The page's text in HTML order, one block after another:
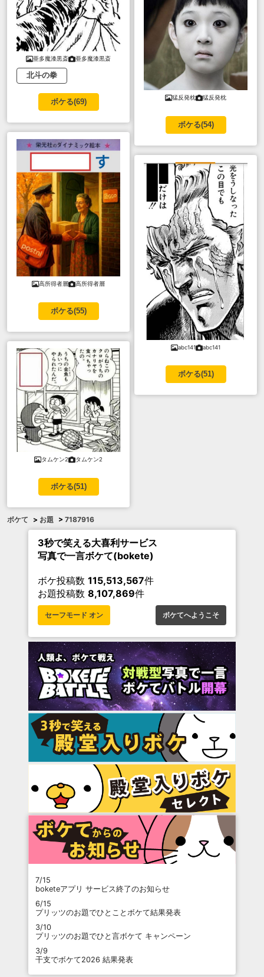
亜多魔漆黒斎 亜多魔漆黒斎
北斗の拳
ボケる(69)
高所得者層 高所得者層
ボケる(55)
タムケン2 タムケン2
ボケる(51)
猛反発枕 猛反発枕
ボケる(54)
abc141 abc141
ボケる(51)
ボケて > お題 > 7187916
3秒で笑える大喜利サービス
写真で一言ボケて(bokete)
ボケ投稿数 115,513,567件
お題投稿数 8,107,869件
セーフモード オン ボケてへようこそ
7/15
boketeアプリ サービス終了のお知らせ
6/15
プリッツのお題でひとことボケて結果発表
3/10
プリッツのお題でひと言ボケて キャンペーン
3/9
干支でボケて2026 結果発表